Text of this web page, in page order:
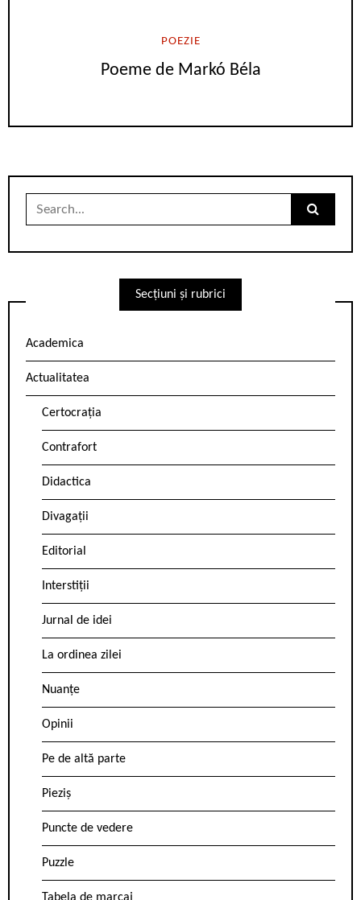
POEZIE
Poeme de Markó Béla
Search
Secțiuni și rubrici
Academica
Actualitatea
Certocrația
Contrafort
Didactica
Divagații
Editorial
Interstiții
Jurnal de idei
La ordinea zilei
Nuanțe
Opinii
Pe de altă parte
Pieziș
Puncte de vedere
Puzzle